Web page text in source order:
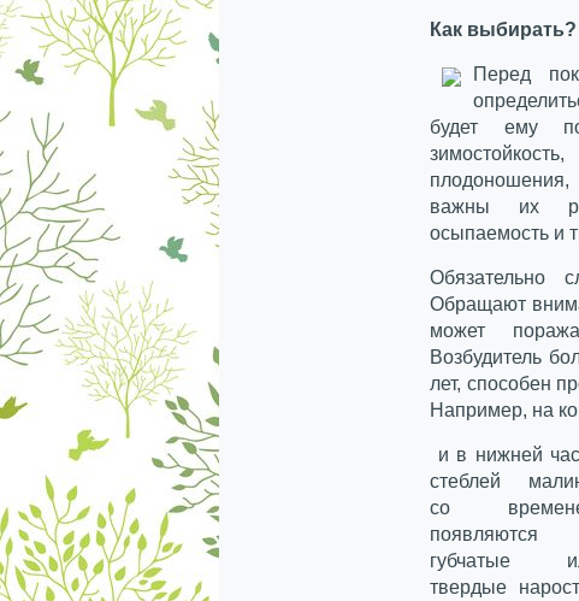
Как выбирать?
Перед
будет ему
плодоношения,
важны их
осыпаемость и
Обязательно
Обращают
может
Возбудитель
лет, способен
Например, на
и в нижней
стеблей
со
появляются
губчатые
твердые